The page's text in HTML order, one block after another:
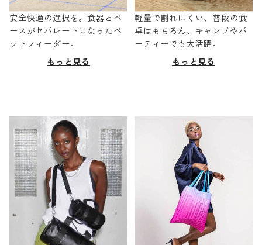
安全快適の選択を。食器とベ
ースがセパレートになったペ
ットフィーダー。
もっと見る
軽量で割れにくい、普段の食
卓はもちろん、キャンプやパ
ーティーでも大活躍。
もっと見る